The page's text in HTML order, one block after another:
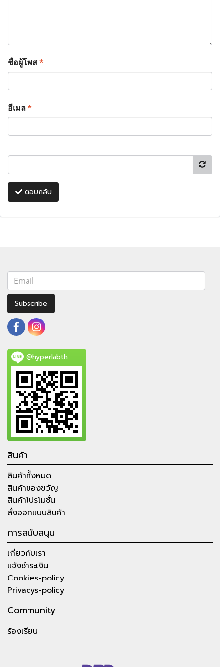
ชื่อผู้โพส*
อีเมล*
ตอบกลับ
Subscribe
@hyperlabth
สินค้า
สินค้าทั้งหมด
สินค้าของขวัญ
สินค้าโปรโมชั่น
สั่งออกแบบสินค้า
การสนับสนุน
เกี่ยวกับเรา
แจ้งชำระเงิน
Cookies-policy
Privacys-policy
Community
ร้องเรียน